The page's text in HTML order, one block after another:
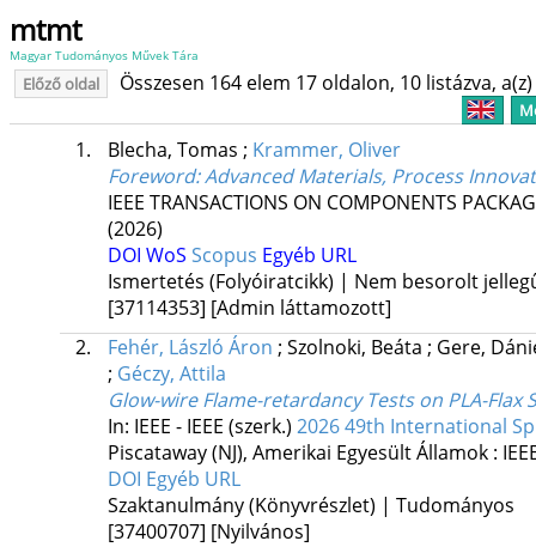
mtmt
Magyar Tudományos Művek Tára
Előző oldal Összesen 164 elem 17 oldalon, 10 listázva,
1. Blecha, Tomas ; Krammer, Oliver
Foreword: Advanced Materials, Process
IEEE TRANSACTIONS ON COMPONENTS
(2026)
DOI WoS Scopus Egyéb URL
Ismertetés (Folyóiratcikk) | Nem besorolt
[37114353] [Admin láttamozott]
2.
Fehér, László Áron ; Szolnoki, Beáta ; Gere,
; Géczy, Attila
Glow-wire Flame-retardancy Tests on PLA-Flax
In: IEEE - IEEE (szerk.) 2026 49th International
Piscataway (NJ), Amerikai Egyesült Államok :
DOI Egyéb URL
Szaktanulmány (Könyvrészlet) | Tudományos
[37400707] [Nyilvános]